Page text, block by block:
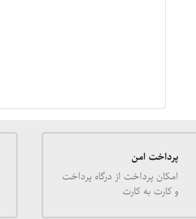
پرداخت امن
امکان پرداخت از درگاه پرداخت
و کارت به کارت